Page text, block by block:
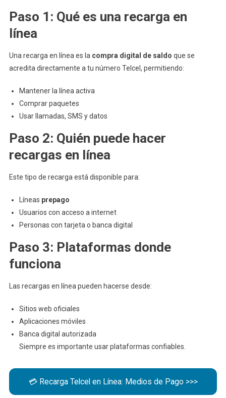
Paso
Paso 1: Qué es una recarga en
línea
Una recarga en línea es la compra digital de saldo que se
acredita directamente a tu número Telcel, permitiendo:
Mantener la línea activa
Comprar paquetes
Usar llamadas, SMS y datos
Paso 2: Quién puede hacer
recargas en línea
Este tipo de recarga está disponible para:
Líneas prepago
Usuarios con acceso a internet
Personas con tarjeta o banca digital
Paso 3: Plataformas donde
funciona
Las recargas en línea pueden hacerse desde:
Sitios web oficiales
Aplicaciones móviles
Banca digital autorizada
Siempre es importante usar plataformas confiables.
💳 Recarga Telcel en Línea: Medios de Pago >>>